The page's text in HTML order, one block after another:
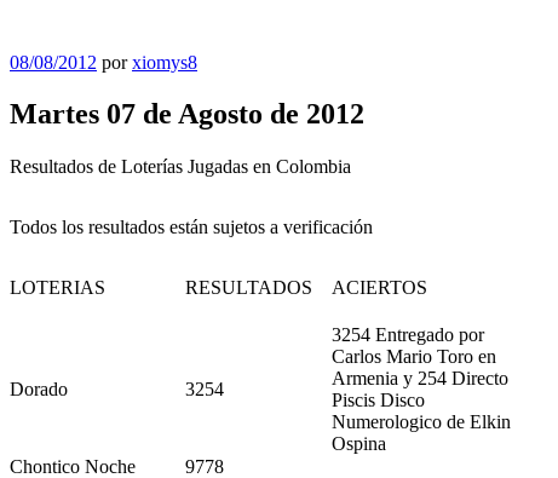
Publicado
08/08/2012 porxiomys8
Martes 07 de Agosto de 2012
Resultados de Loterías Jugadas en Colombia
Todos los resultados están sujetos a verificación
LOTERIAS RESULTADOS ACIERTOS
Dorado 3254
3254 Entregado por
Carlos Mario Toro en
Armenia y 254 Directo
Piscis Disco
Numerologico de Elkin
Ospina
Chontico Noche
9778